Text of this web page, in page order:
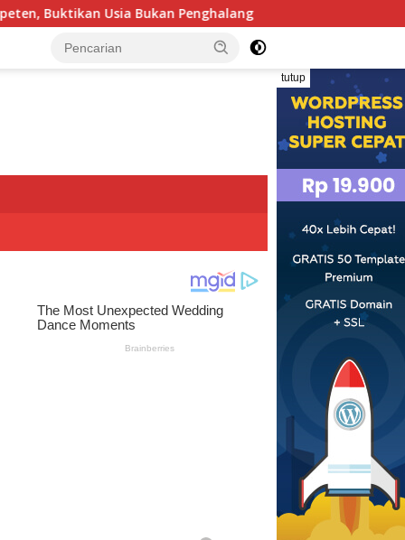
Penghalang Tim Investigasi Temukan Dugaan
tutup